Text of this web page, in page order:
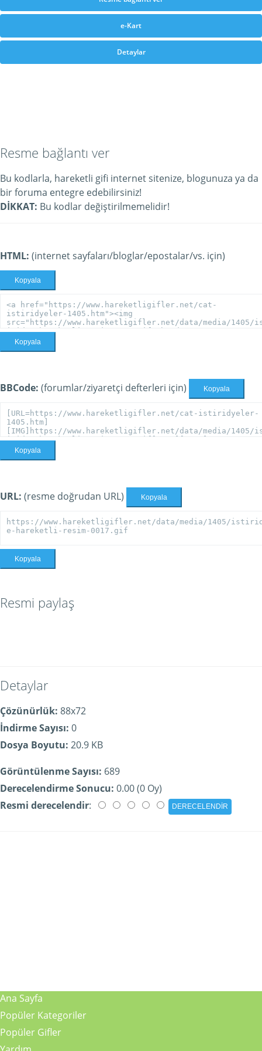
e-Kart
Detaylar
Resme bağlantı ver
Bu kodlarla, hareketli gifi internet sitenize, blogunuza ya da
bir foruma entegre edebilirsiniz!
DİKKAT: Bu kodlar değiştirilmemelidir!
HTML: (internet sayfaları/bloglar/epostalar/vs. için)
Kopyala
Kopyala
BBCode: (forumlar/ziyaretçi defterleri için) Kopyala
Kopyala
URL: (resme doğrudan URL) Kopyala
Kopyala
Resmi paylaş
Detaylar
Çözünürlük: 88x72
İndirme Sayısı: 0
Dosya Boyutu: 20.9 KB
Görüntülenme Sayısı: 689
Derecelendirme Sonucu: 0.00 (0 Oy)
Resmi derecelendir:
Ana Sayfa
Popüler Kategoriler
Popüler Gifler